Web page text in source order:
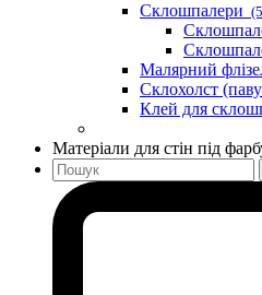
Склошпалери
Малярний
Склохолст
Клей для
Матеріали для стін під